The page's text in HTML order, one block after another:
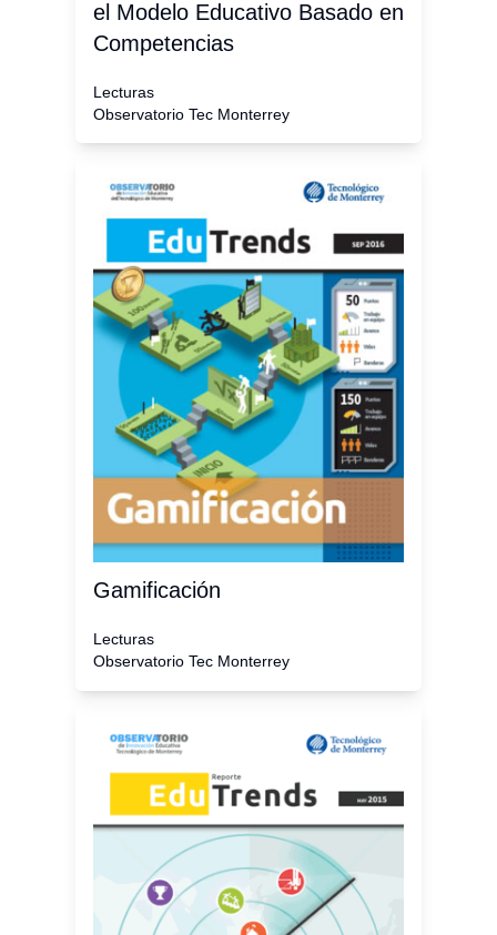
el Modelo Educativo Basado en
Competencias
Lecturas
Observatorio Tec Monterrey
Gamificación
Lecturas
Observatorio Tec Monterrey